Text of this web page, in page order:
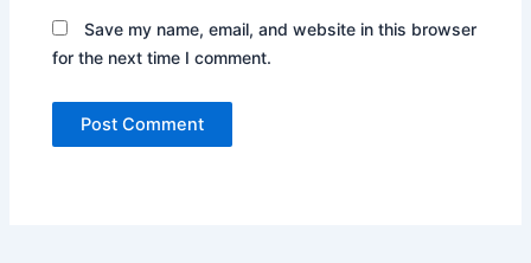
Save my name, email, and website in this browser
for the next time I comment.